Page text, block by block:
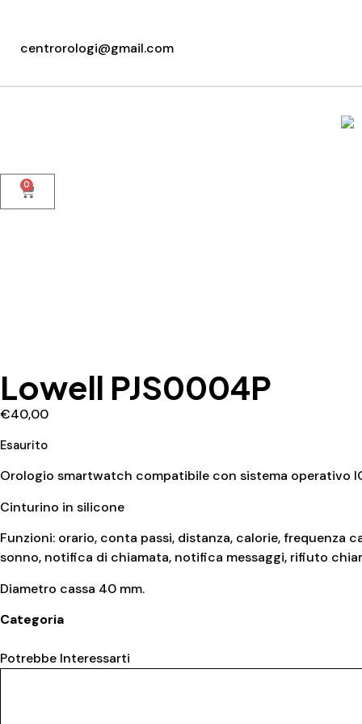
centrorologi@gmail.com
0
Lowell PJS0004P
€40,00
Esaurito
Orologio smartwatch compatibile con sistema operativo
Cinturino in silicone
Funzioni: orario, conta passi, distanza, calorie, frequenza
sonno, notifica di chiamata, notifica messaggi, rifiuto
Diametro cassa 40 mm.
Categoria
Potrebbe Interessarti